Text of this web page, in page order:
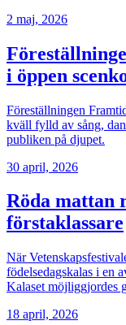
2 maj, 2026
i öppen
Föreställningen
kväll fylld av sång,
publiken på djupet.
30 april, 2026
Röda mattan
förstaklassare
När
födelsedagskalas i en
Kalaset möjliggjordes
18 april, 2026